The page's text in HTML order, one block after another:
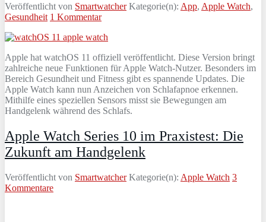
Veröffentlicht von Smartwatcher Kategorie(n): App, Apple Watch,
Gesundheit 1 Kommentar
Apple hat watchOS 11 offiziell veröffentlicht. Diese Version bringt
zahlreiche neue Funktionen für Apple Watch-Nutzer. Besonders im
Bereich Gesundheit und Fitness gibt es spannende Updates. Die
Apple Watch kann nun Anzeichen von Schlafapnoe erkennen.
Mithilfe eines speziellen Sensors misst sie Bewegungen am
Handgelenk während des Schlafs.
Apple Watch Series 10 im Praxistest: Die
Zukunft am Handgelenk
Veröffentlicht von Smartwatcher Kategorie(n): Apple Watch 3
Kommentare